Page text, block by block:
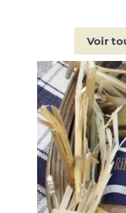
Voir